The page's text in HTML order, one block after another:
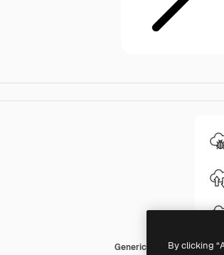
Generic outlineBy clicking